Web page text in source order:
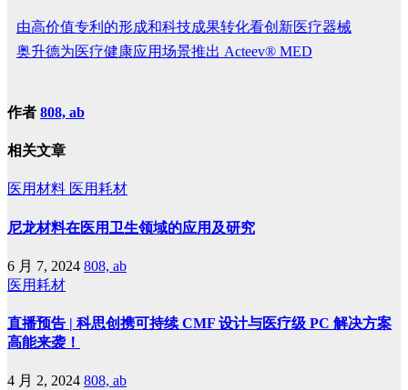
由高价值专利的形成和科技成果转化看创新医疗器械
奥升德为医疗健康应用场景推出 Acteev® MED
作者 808, ab
相关文章
医用材料 医用耗材
尼龙材料在医用卫生领域的应用及研究
6 月 7, 2024 808, ab
医用耗材
直播预告 | 科思创携可持续 CMF 设计与医疗级 PC 解决方案
高能来袭！
4 月 2, 2024 808, ab